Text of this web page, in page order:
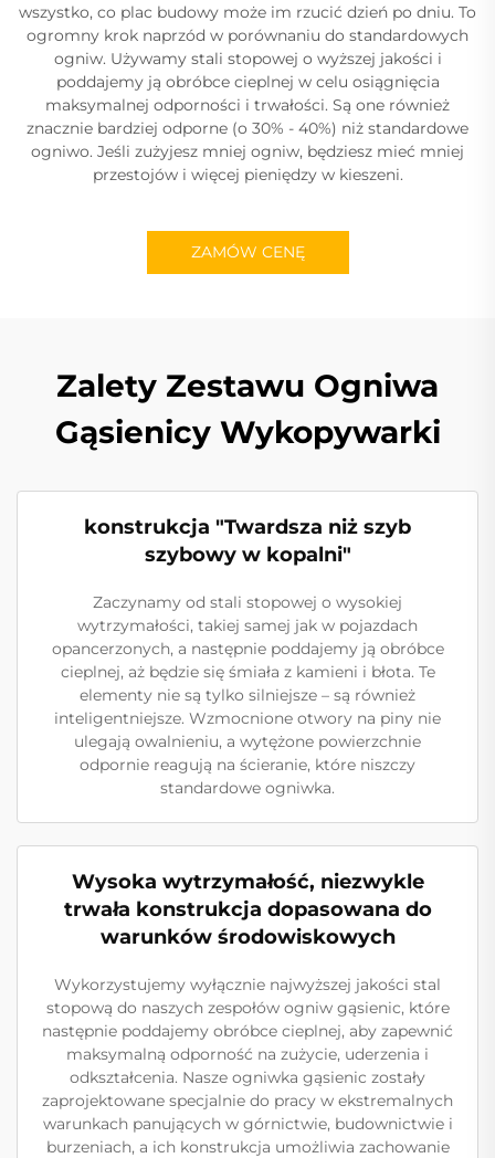
wszystko, co plac budowy może im rzucić dzień po dniu. To
ogromny krok naprzód w porównaniu do standardowych
ogniw. Używamy stali stopowej o wyższej jakości i
poddajemy ją obróbce cieplnej w celu osiągnięcia
maksymalnej odporności i trwałości. Są one również
znacznie bardziej odporne (o 30% - 40%) niż standardowe
ogniwo. Jeśli zużyjesz mniej ogniw, będziesz mieć mniej
przestojów i więcej pieniędzy w kieszeni.
ZAMÓW CENĘ
Zalety Zestawu Ogniwa
Gąsienicy Wykopywarki
konstrukcja "Twardsza niż szyb
szybowy w kopalni"
Zaczynamy od stali stopowej o wysokiej
wytrzymałości, takiej samej jak w pojazdach
opancerzonych, a następnie poddajemy ją obróbce
cieplnej, aż będzie się śmiała z kamieni i błota. Te
elementy nie są tylko silniejsze – są również
inteligentniejsze. Wzmocnione otwory na piny nie
ulegają owalnieniu, a wytężone powierzchnie
odpornie reagują na ścieranie, które niszczy
standardowe ogniwka.
Wysoka wytrzymałość, niezwykle
trwała konstrukcja dopasowana do
warunków środowiskowych
Wykorzystujemy wyłącznie najwyższej jakości stal
stopową do naszych zespołów ogniw gąsienic, które
następnie poddajemy obróbce cieplnej, aby zapewnić
maksymalną odporność na zużycie, uderzenia i
odkształcenia. Nasze ogniwka gąsienic zostały
zaprojektowane specjalnie do pracy w ekstremalnych
warunkach panujących w górnictwie, budownictwie i
burzeniach, a ich konstrukcja umożliwia zachowanie